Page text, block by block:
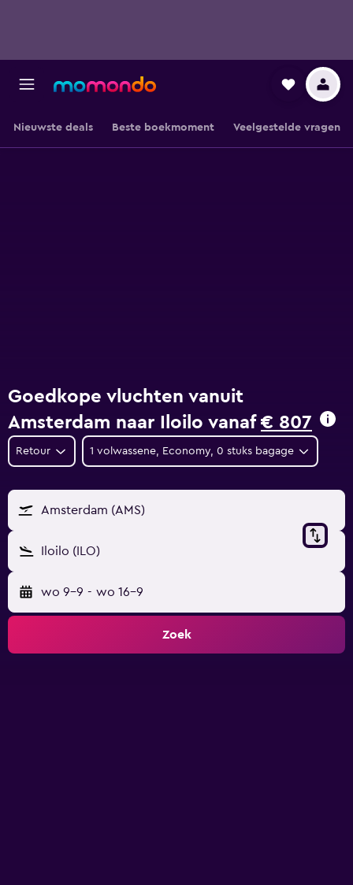
Nieuwste deals Beste boekmoment Veelgestelde vragen
Goedkope vluchten vanuit
Amsterdam naar Iloilo vanaf € 807
Retour 1 volwassene, Economy, 0 stuks bagage
Amsterdam (AMS)
Iloilo (ILO)
wo 9-9 - wo 16-9
Zoek